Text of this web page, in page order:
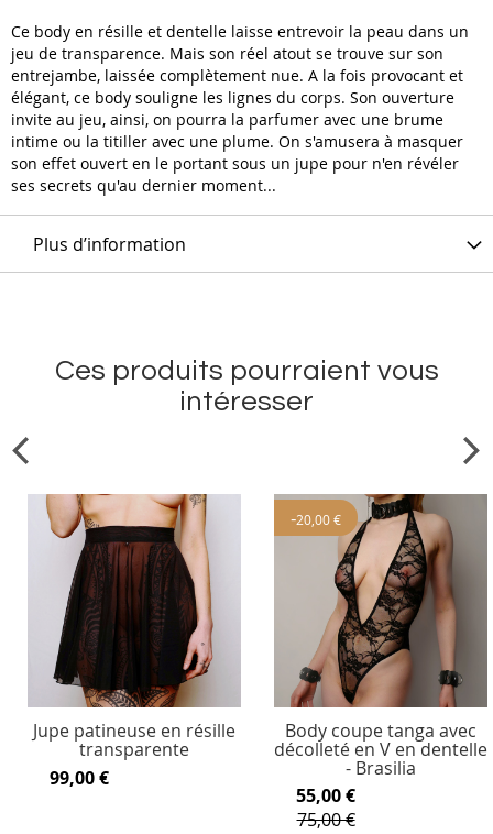
Ce body en résille et dentelle laisse entrevoir la peau dans un
jeu de transparence. Mais son réel atout se trouve sur son
entrejambe, laissée complètement nue. A la fois provocant et
élégant, ce body souligne les lignes du corps. Son ouverture
invite au jeu, ainsi, on pourra la parfumer avec une brume
intime ou la titiller avec une plume. On s'amusera à masquer
son effet ouvert en le portant sous un jupe pour n'en révéler
ses secrets qu'au dernier moment...
Plus d’information
Ces produits pourraient vous
intéresser
Jupe patineuse en résille
transparente
99,00 €
-20,00 €
Body coupe tanga avec
décolleté en V en dentelle
- Brasilia
55,00 €
75,00 €